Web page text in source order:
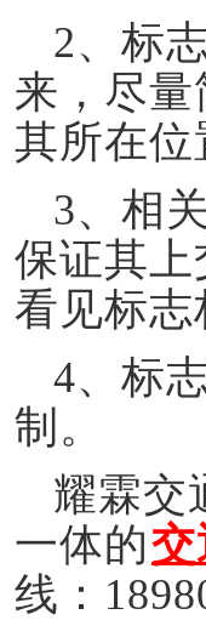
2、标
来，尽
其所在
3、相
保证其
看 见标志
4、标
制 。
耀霖交
一体的交
线：